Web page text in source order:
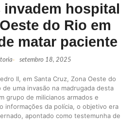
invadem hospital
do Rio em
matar paciente
- setembro 18, 2025
II, em Santa Cruz, Zona Oeste do
uma invasão na madrugada desta
grupo de milicianos armados e
informações da polícia, o objetivo era
apontado como testemunha de